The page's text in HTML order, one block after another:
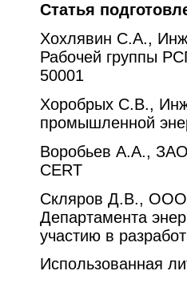
Статья
Хохлявин С.А.,
Рабочей группы
50001
Хоробрых С.В.,
промышленной
Воробьев А.А.,
CERT
Скляров Д.В., ООО
Департамента
участию в
Использованная